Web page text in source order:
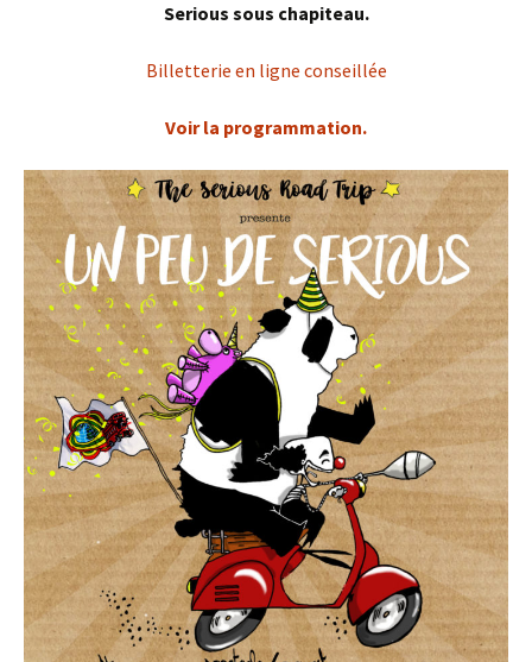
Serious sous chapiteau.
Billetterie en ligne conseillée
Voir la programmation.